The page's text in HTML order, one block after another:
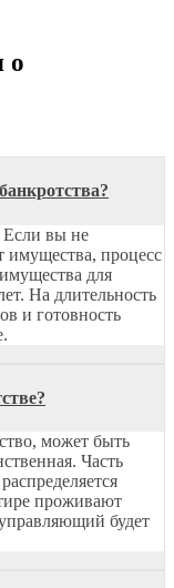
о
Если вы не
имущества, процесс
для
На длительность
и готовность
может быть
Часть
проживают
будет